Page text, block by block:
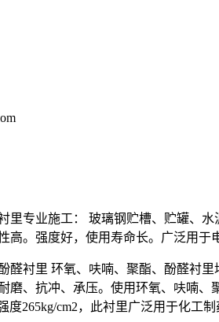
里专业施工： 玻璃钢贮槽、贮罐、
高。强度好，使用寿命长。广泛用
醛衬里 环氧、呋喃、聚酯、酚醛衬
磨、抗冲、承压。使用环氧、呋喃
度265kg/cm2，此衬里广泛用于化工